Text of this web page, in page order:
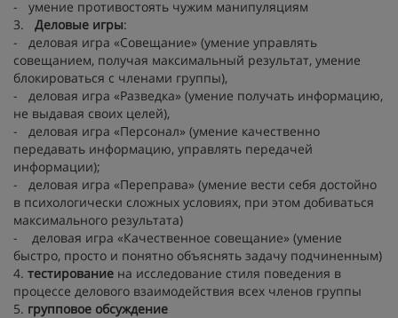
- умение противостоять чужим манипуляциям
3. Деловые игры:
- деловая игра «Совещание» (умение управлять
совещанием, получая максимальный результат, умение
блокироваться с членами группы),
- деловая игра «Разведка» (умение получать информацию,
не выдавая своих целей),
- деловая игра «Персонал» (умение качественно
передавать информацию, управлять передачей
информации);
- деловая игра «Переправа» (умение вести себя достойно
в психологически сложных условиях, при этом добиваться
максимального результата)
- деловая игра «Качественное совещание» (умение
быстро, просто и понятно объяснять задачу подчиненным)
4. тестирование на исследование стиля поведения в
процессе делового взаимодействия всех членов группы
5. групповое обсуждение